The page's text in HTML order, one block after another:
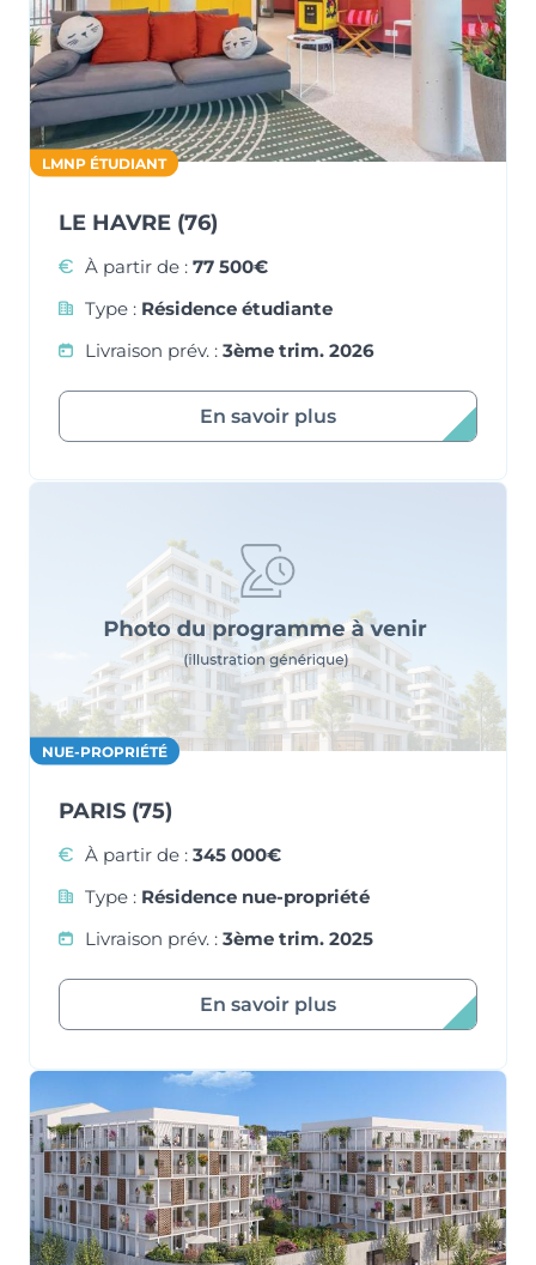
LMNP ÉTUDIANT
LE HAVRE (76)
À partir de : 77 500€
Type : Résidence étudiante
Livraison prév. : 3ème trim. 2026
En savoir plus
NUE-PROPRIÉTÉ
PARIS (75)
À partir de : 345 000€
Type : Résidence nue-propriété
Livraison prév. : 3ème trim. 2025
En savoir plus